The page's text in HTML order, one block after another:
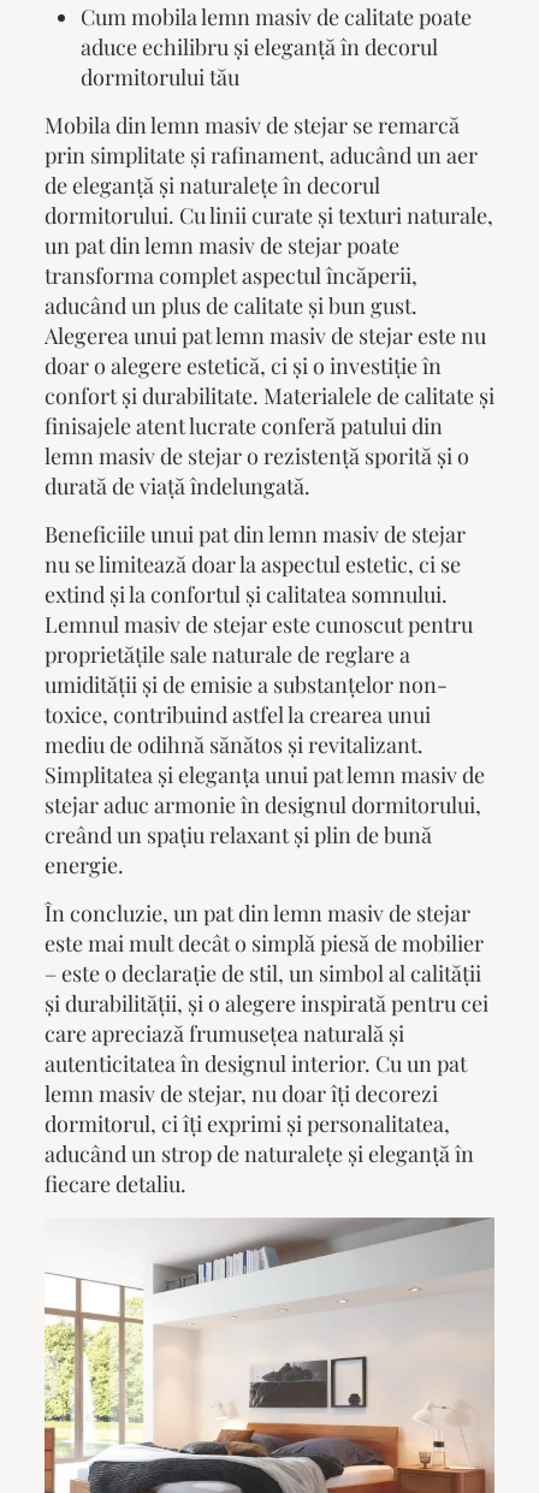
Cum mobila lemn masiv de calitate poate
aduce echilibru și eleganță în decorul
dormitorului tău
Mobila din lemn masiv de stejar se remarcă
prin simplitate și rafinament, aducând un aer
de eleganță și naturalețe în decorul
dormitorului. Cu linii curate și texturi naturale,
un pat din lemn masiv de stejar poate
transforma complet aspectul încăperii,
aducând un plus de calitate și bun gust.
Alegerea unui pat lemn masivde stejar este nu
doar o alegere estetică, ci și o investiție în
confort și durabilitate. Materialele de calitate și
finisajele atent lucrate conferă patului din
lemn masiv de stejar o rezistență sporită și o
durată de viață îndelungată.
Beneficiile unui pat din lemn masiv de stejar
nu se limitează doar la aspectul estetic, ci se
extind și la confortul și calitatea somnului.
Lemnul masiv de stejar este cunoscut pentru
proprietățile sale naturale de reglare a
umidității și de emisie a substanțelor non-
toxice, contribuind astfel la crearea unui
mediu de odihnă sănătos și revitalizant.
Simplitatea și eleganța unui pat lemn masivde
stejar aduc armonie în designul dormitorului,
creând un spațiu relaxant și plin de bună
energie.
În concluzie, un pat din lemn masiv de stejar
este mai mult decât o simplă piesă de mobilier
– este o declarație de stil, un simbol al calității
și durabilității, și o alegere inspirată pentru cei
care apreciază frumusețea naturală și
autenticitatea în designul interior. Cu un pat
lemn masivde stejar, nu doar îți decorezi
dormitorul, ci îți exprimi și personalitatea,
aducând un strop de naturalețe și eleganță în
fiecare detaliu.